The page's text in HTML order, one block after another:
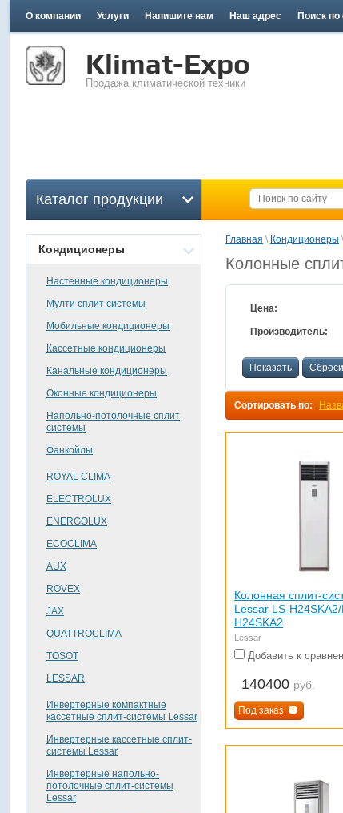
О компании Услуги Напишите нам Наш адрес Поиск по
Klimat-Expo
Продажа климатической техники
Каталог продукции
Кондиционеры
Настенные кондиционеры
Мулти сплит системы
Мобильные кондиционеры
Кассетные кондиционеры
Канальные кондиционеры
Оконные кондиционеры
Напольно-потолочные сплит
системы
Фанкойлы
ROYAL CLIMA
ELECTROLUX
ENERGOLUX
ECOCLIMA
AUX
ROVEX
JAX
QUATTROCLIMA
TOSOT
LESSAR
Инвертерные компактные
кассетные сплит-системы Lessar
Инвертерные кассетные сплит-
системы Lessar
Инвертерные напольно-
потолочные сплит-системы
Lessar
Главная \ Кондиционеры \
Колонные
Цена:
Производитель:
Показать
Сортировать по:
Колонная сплит-
Lessar LS-
H24SKA2
Lessar
Добавить к
140400 руб.
Под заказ